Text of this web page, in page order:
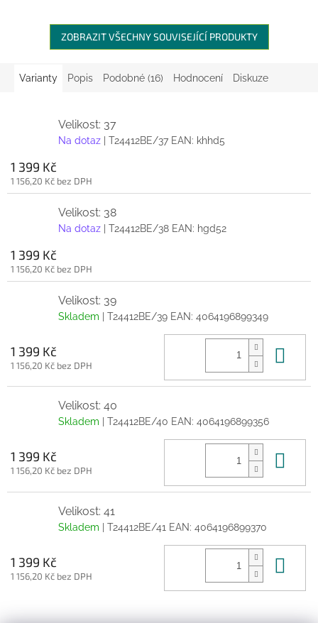
ZOBRAZIT VŠECHNY SOUVISEJÍCÍ PRODUKTY
Varianty Popis Podobné (16) Hodnocení Diskuze
Velikost: 37
Na dotaz | T24412BE/37 EAN: khhd5
1 399 Kč
1 156,20 Kč bez DPH
Velikost: 38
Na dotaz | T24412BE/38 EAN: hgd52
1 399 Kč
1 156,20 Kč bez DPH
Velikost: 39
Skladem | T24412BE/39 EAN: 4064196899349
1 399 Kč
1 156,20 Kč bez DPH
Velikost: 40
Skladem | T24412BE/40 EAN: 4064196899356
1 399 Kč
1 156,20 Kč bez DPH
Velikost: 41
Skladem | T24412BE/41 EAN: 4064196899370
1 399 Kč
1 156,20 Kč bez DPH